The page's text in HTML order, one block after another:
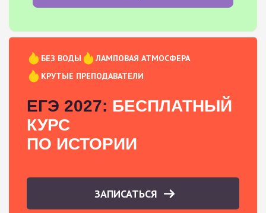
БЕЗ ВОДЫ
ЛАМПОВАЯ АТМОСФЕРА
КРУТЫЕ ПРЕПОДАВАТЕЛИ
ЕГЭ 2027: БЕСПЛАТНЫЙ
КУРС
ПО ИСТОРИИ
ЗАПИСАТЬСЯ